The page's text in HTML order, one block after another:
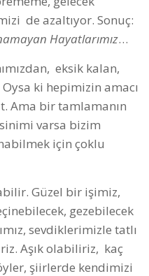
de azaltıyor. Sonuç:
Hayatlarımız…
eksik kalan,
ki hepimizin amacı
Ama bir tamlamanın
varsa bizim
için çoklu
Güzel bir işimiz,
gezebilecek
sevdiklerimizle tatlı
Aşık olabiliriz, kaç
şiirlerde kendimizi